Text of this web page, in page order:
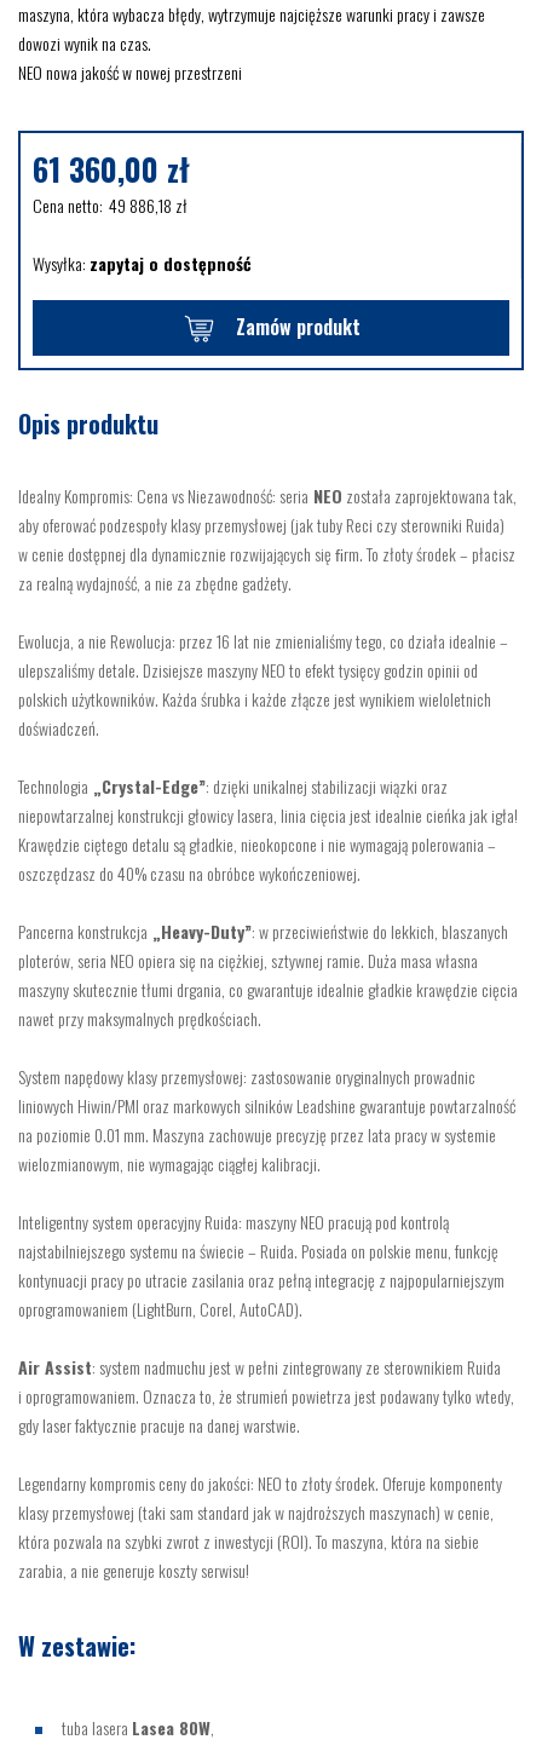
maszyna, która wybacza błędy, wytrzymuje najcięższe warunki pracy i zawsze
dowozi wynik na czas.
NEO nowa jakość w nowej przestrzeni
61 360,00 zł
Cena netto: 49 886,18 zł
Wysyłka: zapytaj o dostępność
Zamów produkt
Opis produktu
Idealny Kompromis: Cena vs Niezawodność: seria NEO została zaprojektowana tak,
aby oferować podzespoły klasy przemysłowej (jak tuby Reci czy sterowniki Ruida)
w cenie dostępnej dla dynamicznie rozwijających się ﬁrm. To złoty środek – płacisz
za realną wydajność, a nie za zbędne gadżety.
Ewolucja, a nie Rewolucja: przez 16 lat nie zmienialiśmy tego, co działa idealnie –
ulepszaliśmy detale. Dzisiejsze maszyny NEO to efekt tysięcy godzin opinii od
polskich użytkowników. Każda śrubka i każde złącze jest wynikiem wieloletnich
doświadczeń.
Technologia „Crystal-Edge”: dzięki unikalnej stabilizacji wiązki oraz
niepowtarzalnej konstrukcji głowicy lasera, linia cięcia jest idealnie cieńka jak igła!
Krawędzie ciętego detalu są gładkie, nieokopcone i nie wymagają polerowania –
oszczędzasz do 40% czasu na obróbce wykończeniowej.
Pancerna konstrukcja „Heavy-Duty”: w przeciwieństwie do lekkich, blaszanych
ploterów, seria NEO opiera się na ciężkiej, sztywnej ramie. Duża masa własna
maszyny skutecznie tłumi drgania, co gwarantuje idealnie gładkie krawędzie cięcia
nawet przy maksymalnych prędkościach.
System napędowy klasy przemysłowej: zastosowanie oryginalnych prowadnic
liniowych Hiwin/PMI oraz markowych silników Leadshine gwarantuje powtarzalność
na poziomie 0.01 mm. Maszyna zachowuje precyzję przez lata pracy w systemie
wielozmianowym, nie wymagając ciągłej kalibracji.
Inteligentny system operacyjny Ruida: maszyny NEO pracują pod kontrolą
najstabilniejszego systemu na świecie – Ruida. Posiada on polskie menu, funkcję
kontynuacji pracy po utracie zasilania oraz pełną integrację z najpopularniejszym
oprogramowaniem (LightBurn, Corel, AutoCAD).
Air Assist: system nadmuchu jest w pełni zintegrowany ze sterownikiem Ruida
i oprogramowaniem. Oznacza to, że strumień powietrza jest podawany tylko wtedy,
gdy laser faktycznie pracuje na danej warstwie.
Legendarny kompromis ceny do jakości: NEO to złoty środek. Oferuje komponenty
klasy przemysłowej (taki sam standard jak w najdroższych maszynach) w cenie,
która pozwala na szybki zwrot z inwestycji (ROI). To maszyna, która na siebie
zarabia, a nie generuje koszty serwisu!
W zestawie:
tuba lasera Lasea 80W,